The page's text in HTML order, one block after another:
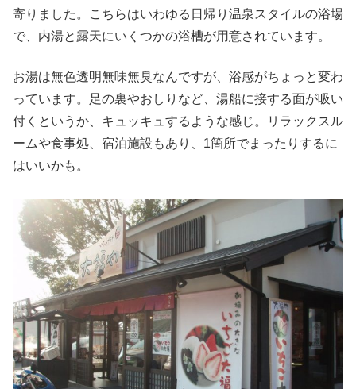
寄りました。こちらはいわゆる日帰り温泉スタイルの浴場
で、内湯と露天にいくつかの浴槽が用意されています。
お湯は無色透明無味無臭なんですが、浴感がちょっと変わ
っています。足の裏やおしりなど、湯船に接する面が吸い
付くというか、キュッキュするような感じ。リラックスル
ームや食事処、宿泊施設もあり、1箇所でまったりするに
はいいかも。